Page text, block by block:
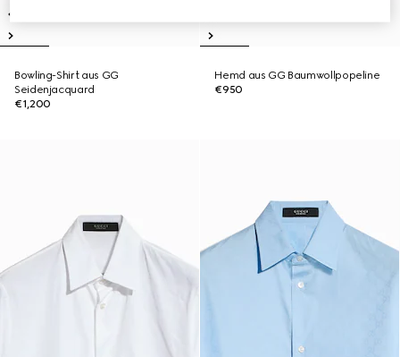
Bowling-Shirt aus GG
Seidenjacquard
€1,200
Hemd aus GG Baumwollpopeline
€950